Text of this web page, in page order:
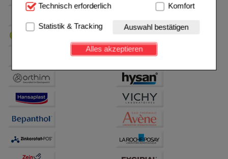
Technisch Notwendig:Hierbei handelt es sich um
Website notwendig sind (z.B. Navigation, Warenkorb,
Kundenkonto), weshalb auf diese nicht verzichtet
werden kann.
Einkaufserlebnis noch ansprechender zu gestalten,
beispielsweise für die Wiedererkennung des
Verhaltensweisen (z.B. Spracheinstellung)
anzupassen. Komfort-Cookies ermöglichen es uns
auch auf Ihre Bedürfnisse zugeschrittene Inhalte
anzuzeigen und unser Partnerprogramm zu
Statistik & Tracking:
Technisch erforderlich Komfort
Statistik & Tracking Auswahl bestätigen
Alles akzeptieren